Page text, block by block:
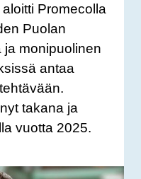
Promecolla
Puolan
monipuolinen
antaa
takana ja
vuotta 2025.